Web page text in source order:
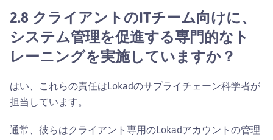
2.8 クライアントのITチーム向けに、
システム管理を促進する専門的なト
レーニングを実施していますか？
はい、これらの責任はLokadのサプライチェーン科学者が
担当しています。
通常、彼らはクライアント専用のLokadアカウントの管理